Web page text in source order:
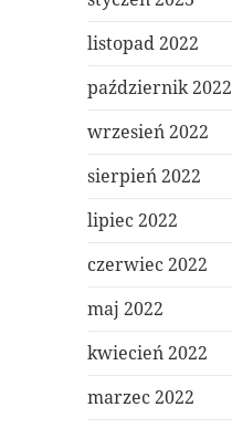
listopad 2022
październik 2022
wrzesień 2022
sierpień 2022
lipiec 2022
czerwiec 2022
maj 2022
kwiecień 2022
marzec 2022